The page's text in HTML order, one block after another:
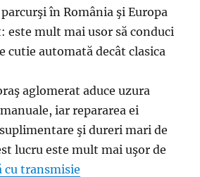
în România şi Europa
este mult mai usor să conduci
cutie automată decât clasica
aglomerat aduce uzura
iar repararea ei
şi dureri mari de
lucru este mult mai uşor de
cu transmisie